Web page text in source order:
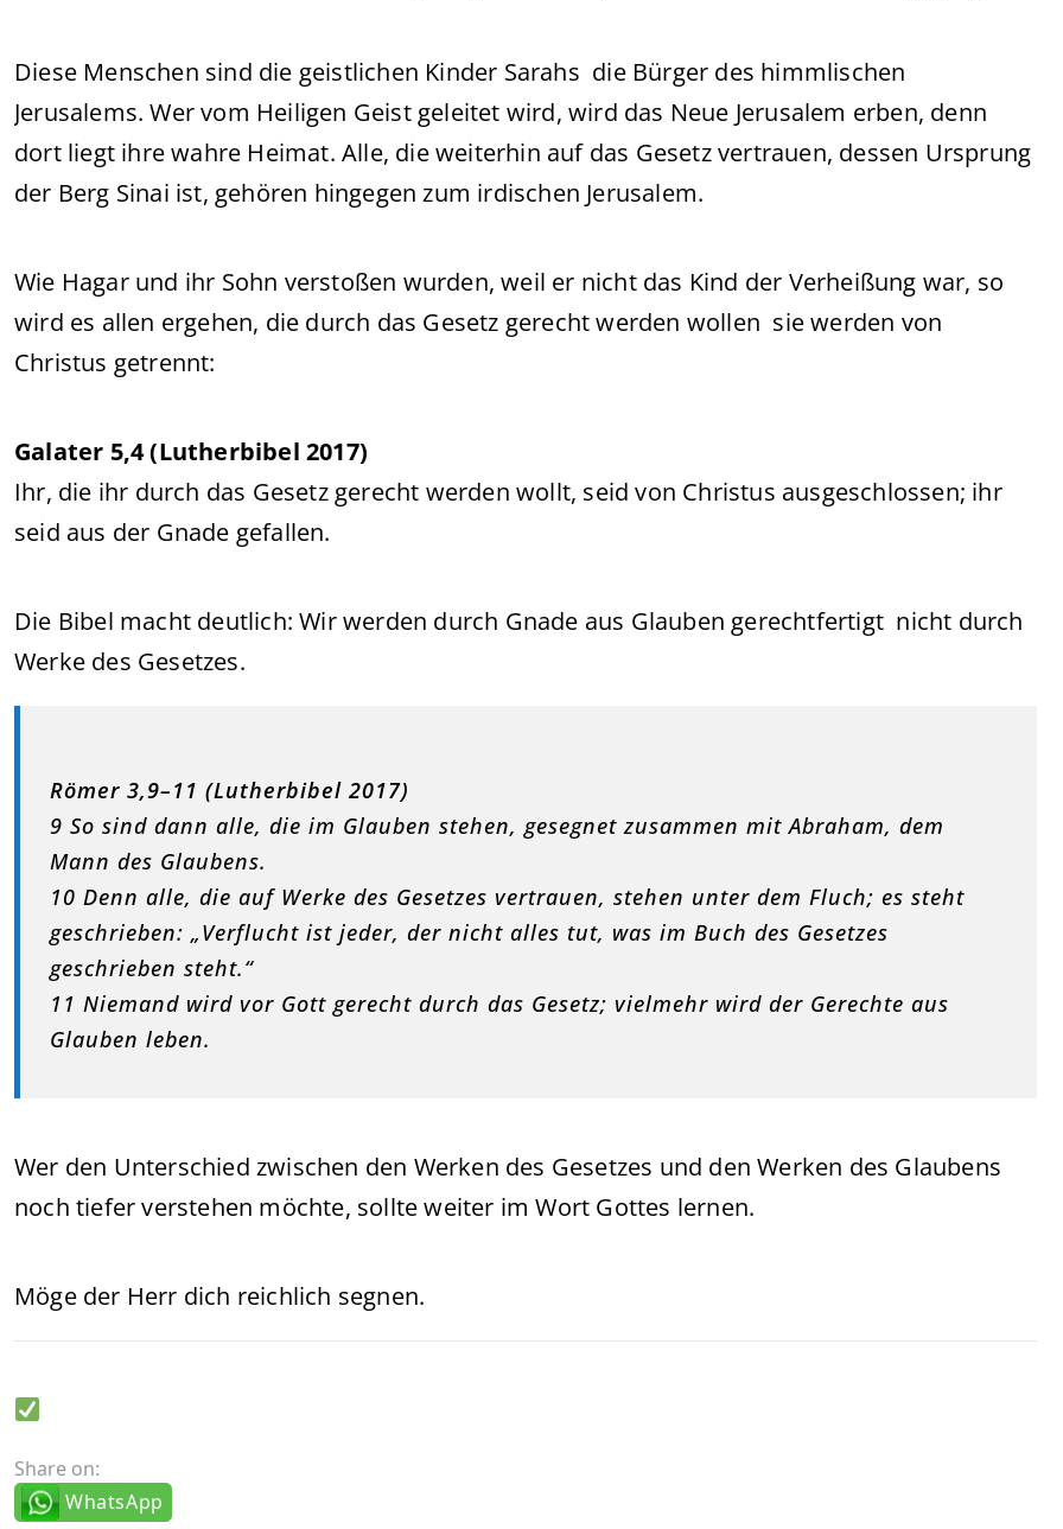
Diese Menschen sind die geistlichen Kinder Sarahs die Bürger des himmlischen
Jerusalems. Wer vom Heiligen Geist geleitet wird, wird das Neue Jerusalem erben, denn
dort liegt ihre wahre Heimat. Alle, die weiterhin auf das Gesetz vertrauen, dessen Ursprung
der Berg Sinai ist, gehören hingegen zum irdischen Jerusalem.
Wie Hagar und ihr Sohn verstoßen wurden, weil er nicht das Kind der Verheißung war, so
wird es allen ergehen, die durch das Gesetz gerecht werden wollen sie werden von
Christus getrennt:
Galater 5,4 (Lutherbibel 2017)
Ihr, die ihr durch das Gesetz gerecht werden wollt, seid von Christus ausgeschlossen; ihr
seid aus der Gnade gefallen.
Die Bibel macht deutlich: Wir werden durch Gnade aus Glauben gerechtfertigt nicht durch
Werke des Gesetzes.
Römer 3,9–11 (Lutherbibel 2017)
9 So sind dann alle, die im Glauben stehen, gesegnet zusammen mit Abraham, dem
Mann des Glaubens.
10 Denn alle, die auf Werke des Gesetzes vertrauen, stehen unter dem Fluch; es steht
geschrieben: „Verflucht ist jeder, der nicht alles tut, was im Buch des Gesetzes
geschrieben steht.“
11 Niemand wird vor Gott gerecht durch das Gesetz; vielmehr wird der Gerechte aus
Glauben leben.
Wer den Unterschied zwischen den Werken des Gesetzes und den Werken des Glaubens
noch tiefer verstehen möchte, sollte weiter im Wort Gottes lernen.
Möge der Herr dich reichlich segnen.
Share on:
WhatsApp